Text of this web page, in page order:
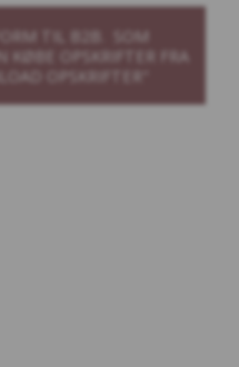
TIL B2B. SOM
KØBE OPSKRIFTER FRA
OPSKRIFTER"